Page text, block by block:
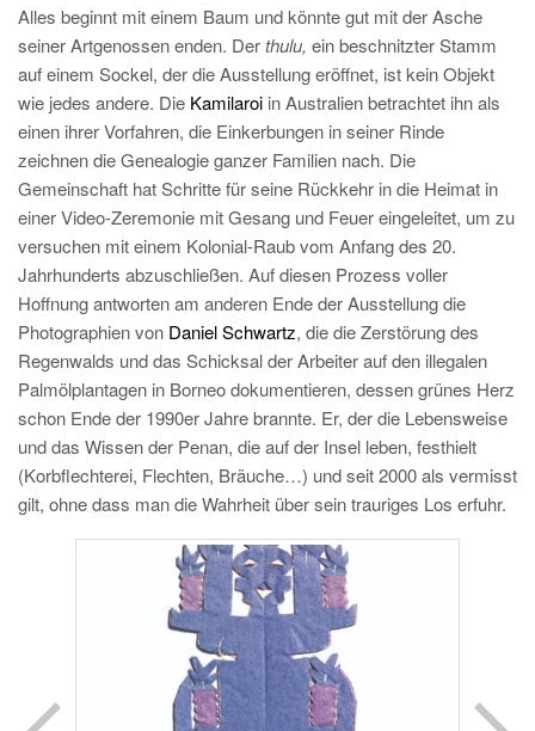
Alles beginnt mit einem Baum und könnte gut mit der Asche
seiner Artgenossen enden. Derthulu, ein beschnitzter Stamm
auf einem Sockel, der die Ausstellung eröffnet, ist kein Objekt
wie jedes andere. Die Kamilaroi in Australien betrachtet ihn als
einen ihrer Vorfahren, die Einkerbungen in seiner Rinde
zeichnen die Genealogie ganzer Familien nach. Die
Gemeinschaft hat Schritte für seine Rückkehr in die Heimat in
einer Video-Zeremonie mit Gesang und Feuer eingeleitet, um zu
versuchen mit einem Kolonial-Raub vom Anfang des 20.
Jahrhunderts abzuschließen. Auf diesen Prozess voller
Hoffnung antworten am anderen Ende der Ausstellung die
Photographien von Daniel Schwartz, die die Zerstörung des
Regenwalds und das Schicksal der Arbeiter auf den illegalen
Palmölplantagen in Borneo dokumentieren, dessen grünes Herz
schon Ende der 1990er Jahre brannte. Er, der die Lebensweise
und das Wissen der Penan, die auf der Insel leben, festhielt
(Korbflechterei, Flechten, Bräuche…) und seit 2000 als vermisst
gilt, ohne dass man die Wahrheit über sein trauriges Los erfuhr.